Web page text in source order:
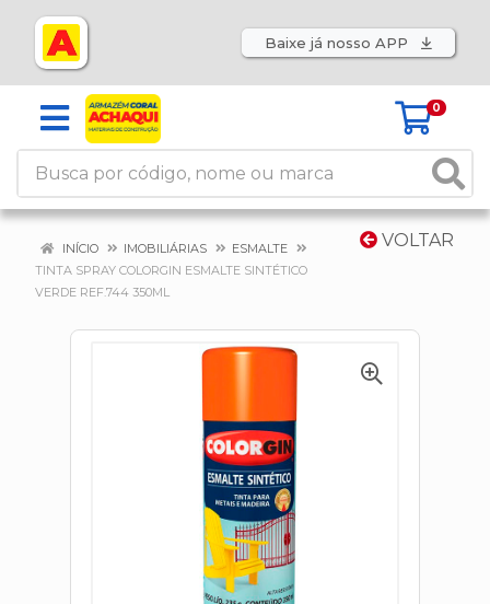
Baixe já nosso APP
0
VOLTAR
INÍCIO IMOBILIÁRIAS
ESMALTE
TINTA SPRAY COLORGIN ESMALTE SINTÉTICO
VERDE REF.744 350ML